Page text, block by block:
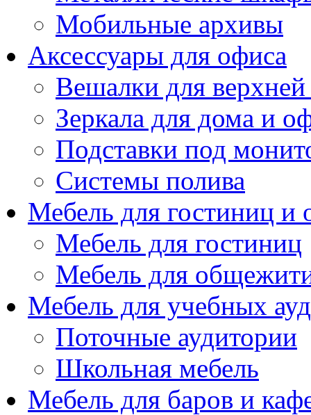
Мобильные архивы
Аксессуары для офиса
Вешалки для
Зеркала для дома и
Подставки под
Системы полива
Мебель для гостиниц
Мебель для гостиниц
Мебель для
Мебель для учебных
Поточные аудитории
Школьная мебель
Мебель для баров и